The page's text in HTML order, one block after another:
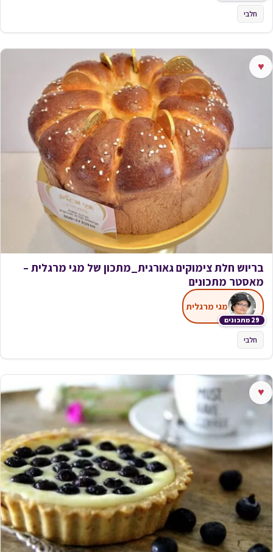
חלבי
♥
בריוש חלת צימוקים גאורגית_מתכון של מגי מרגלית –
מאסטר מתכונים
29 מתכונים
מגי מרגלית
חלבי
♥